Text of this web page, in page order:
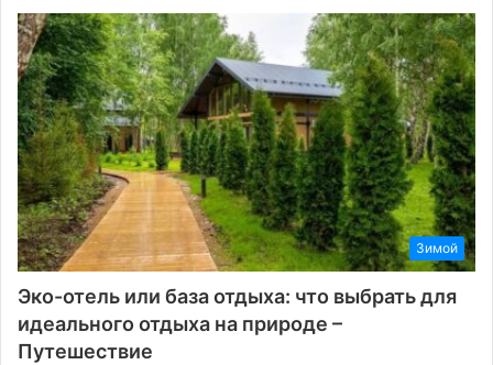
Зимой
Эко-отель или база отдыха: что выбрать для
идеального отдыха на природе –
Путешествие